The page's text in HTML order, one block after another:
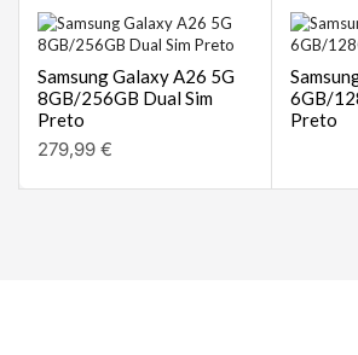
Samsung Galaxy A26 5G
8GB/256GB Dual Sim
Preto
279,99 €
6GB/
Preto